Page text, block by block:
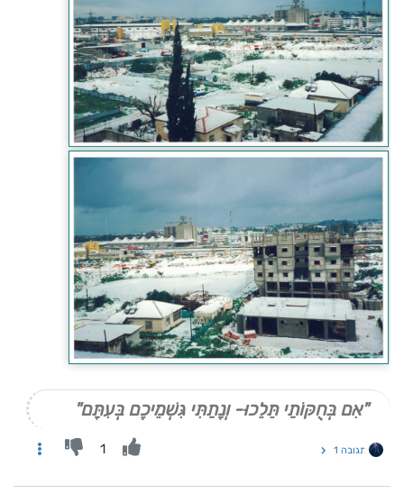
"אִם בְּחֻקּוֹתַי תֵּלֵכוּ- וְנָתַתִּי גִּשְׁמֵיכֶם בְּעִתָּם"
תגובה 1 1